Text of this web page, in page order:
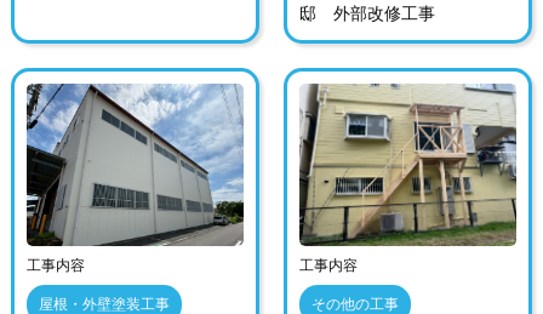
邸 外部改修工事
工事内容
屋根・外壁塗装工事
工事内容
その他の工事